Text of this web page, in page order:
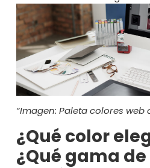
“Imagen: Paleta colores web
¿Qué color
¿Qué gama